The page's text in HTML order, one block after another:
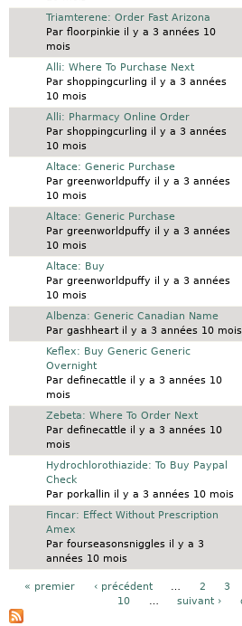
Sujet normal
Triamterene: Order Fast Arizona
Par floorpinkieil y a 3 années 10
mois
Sujet normal
Alli: Where To Purchase Next
Par shoppingcurling il y a 3 années
10 mois
Sujet normal
Alli: Pharmacy Online Order
Par shoppingcurling il y a 3 années
10 mois
Sujet normal
Altace: Generic Purchase
Par greenworldpuffy il y a 3 années
10 mois
Sujet normal
Altace: Generic Purchase
Par greenworldpuffy il y a 3 années
10 mois
Sujet normal
Altace: Buy
Par greenworldpuffy il y a 3 années
10 mois
Sujet normal
Albenza: Generic Canadian Name
Par gashheartil y a 3 années 10 mois
Sujet normalKeflex: Buy Generic Generic
Overnight
Par definecattleil y a 3 années 10
mois
Sujet normal
Zebeta: Where To Order Next
Par definecattleil y a 3 années 10
mois
Sujet normalHydrochlorothiazide: To Buy Paypal
Check
Par porkallin il y a 3 années 10 mois
Sujet normalFincar: Effect Without Prescription
Amex
Par fourseasonsnigglesil y a 3
années 10 mois
Pages
« premier ‹ précédent … 2 3
10
… suivant ›